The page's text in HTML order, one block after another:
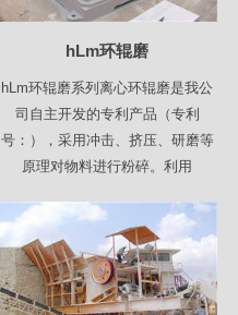
hLm环辊磨
hLm环辊磨系列离心环辊磨是我公
司自主开发的专利产品（专利
号：），采用冲击、挤压、研磨等
原理对物料进行粉碎。利用